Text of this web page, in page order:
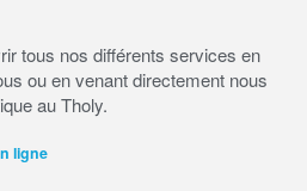
tous nos différents services en
ou en venant directement nous
au Tholy.
ligne